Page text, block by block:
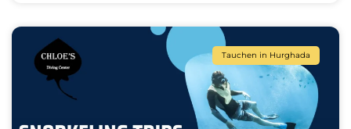
Tauchen in Hurghada